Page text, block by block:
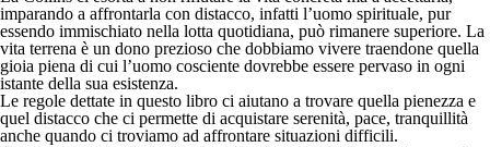
imparando a affrontarla con distacco, infatti l’uomo spirituale, pur
essendo immischiato nella lotta quotidiana, può rimanere superiore. La
vita terrena è un dono prezioso che dobbiamo vivere traendone quella
gioia piena di cui l’uomo cosciente dovrebbe essere pervaso in ogni
istante della sua esistenza.
Le regole dettate in questo libro ci aiutano a trovare quella pienezza e
quel distacco che ci permette di acquistare serenità, pace, tranquillità
anche quando ci troviamo ad affrontare situazioni difficili.